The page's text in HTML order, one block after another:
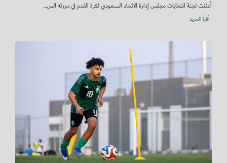
أعلنت لجنة انتخابات مجلس إدارة الاتحاد السعودي لكرة القدم في دورته الس...
أقرأ المزيد